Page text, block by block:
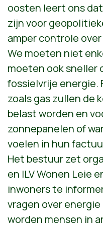
oosten leert ons
zijn voor
amper controle
We moeten niet
moeten ook sneller
fossielvrije energie.
zoals gas zullen de
belast worden en
zonnepanelen of
voelen in hun
Het bestuur zet
en ILV Wonen Leie
inwoners te
vragen over
worden mensen in